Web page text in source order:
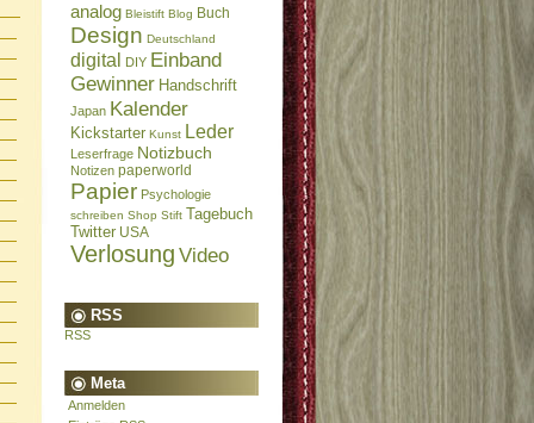
analog Bleistift Blog Buch
Design Deutschland
digital DIY Einband
Gewinner Handschrift
Japan Kalender
Kickstarter Kunst Leder
Leserfrage Notizbuch
Notizen paperworld
Papier Psychologie
schreiben Shop Stift Tagebuch
Twitter USA
Verlosung Video
RSS
RSS
Meta
Anmelden